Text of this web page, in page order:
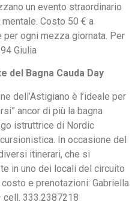
un evento straordinario
Costo 50 € a
ogni mezza giornata. Per
Giulia
del Bagna Cauda Day
dell’Astigiano è l’ideale per
ancor di più la bagna
istruttrice di Nordic
In occasione del
itinerari, che si
in uno dei locali del circuito
e prenotazioni: Gabriella
333.2387218